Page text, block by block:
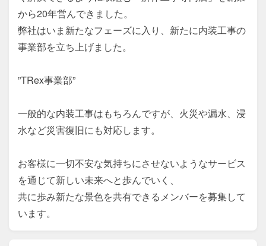
から20年営んできました。
弊社はいま新たなフェーズに入り、新たに内装工事の
事業部を立ち上げました。
”TRex事業部”
一般的な内装工事はもちろんですが、火災や漏水、浸
水など災害復旧にも対応します。
お客様に一切不安な気持ちにさせないようなサービス
を通じて新しい未来へと歩んでいく、
共に歩み新たな景色を共有できるメンバーを募集して
います。